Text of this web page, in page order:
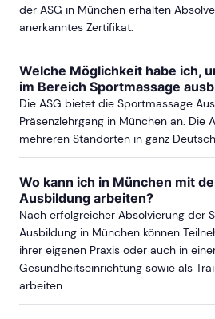
der ASG in München erhalten
anerkanntes Zertifikat.
Welche Möglichkeit habe ich,
im Bereich Sportmassage
Die ASG bietet die Sportmassage
Präsenzlehrgang in München an. Die
mehreren Standorten in ganz
Wo kann ich in München mit
Ausbildung arbeiten?
Nach erfolgreicher Absolvierung der
Ausbildung in München können
ihrer eigenen Praxis oder auch in
Gesundheitseinrichtung sowie als
arbeiten.